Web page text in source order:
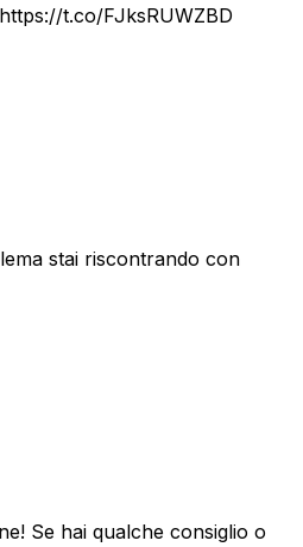
t.co/FJksRUWZBD
stai riscontrando con
Se hai qualche consiglio o